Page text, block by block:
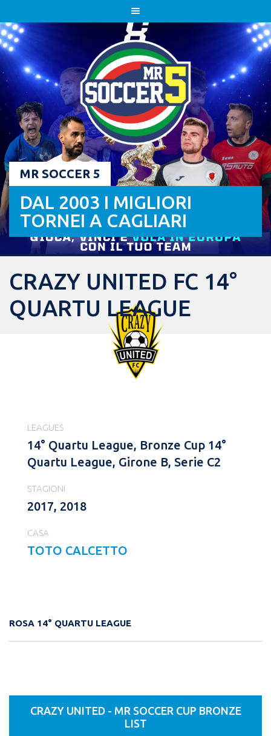
to
content
MR SOCCER 5
DAL 2003 I MIGLIORI
TORNEI A CAGLIARI
CRAZY UNITED FC 14°
QUARTU LEAGUE
LEAGUES
14° Quartu League, Bronze Cup 14°
Quartu League, Girone B, Serie C2
STAGIONI
2017, 2018
CASA
TOTO CALCETTO
ROSA 14° QUARTU LEAGUE
CRAZY UNITED - MR SOCCER CUP BRONZE
LIST